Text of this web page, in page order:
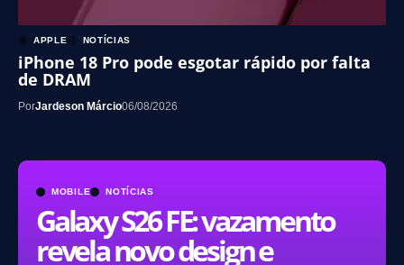
MOBILE NOTÍCIAS
Galaxy S26 FE: vazamento
revela novo design e
APPLE NOTÍCIAS
iPhone 18 Pro pode esgotar rápido por falta
de DRAM
PorJardeson Márcio06/08/2026